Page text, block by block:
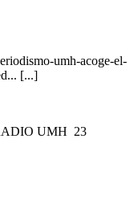
umh-acoge-el-
[...]
UMH 23